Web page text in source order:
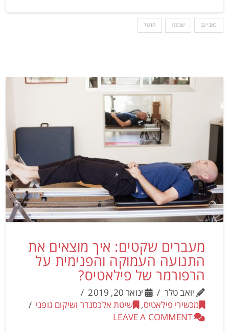
כאבי גב שכיבה תרגול
מעברים שקטים: איך מוצאים את
התנועה העמוקה והפנימית על
הרפורמר של פילאטיס?
יואב טלר
ינואר 20, 2019
מכשירי פילאטיס, שיטת אלכסנדר ושיקום גופני
LEAVE A COMMENT